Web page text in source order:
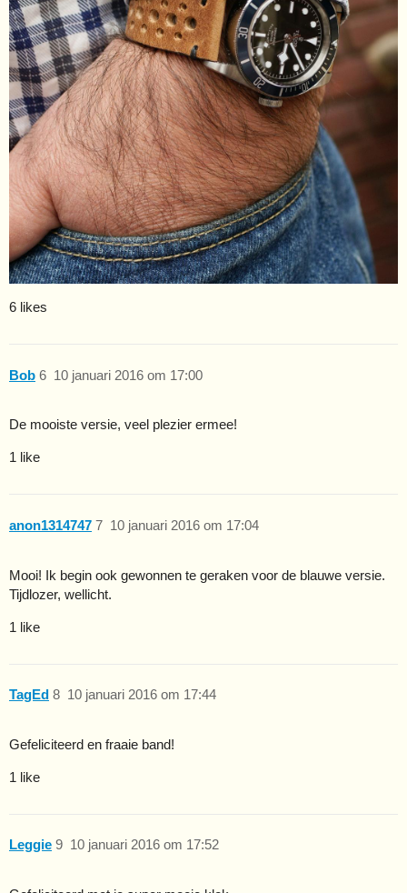
6 likes
Bob 10 januari 2016 om 17:00
6
De mooiste versie, veel plezier ermee!
1 like
anon1314747 10 januari 2016 om 17:04
7
Mooi! Ik begin ook gewonnen te geraken voor de blauwe versie.
Tijdlozer, wellicht.
1 like
TagEd 10 januari 2016 om 17:44
8
Gefeliciteerd en fraaie band!
1 like
Leggie 10 januari 2016 om 17:52
9